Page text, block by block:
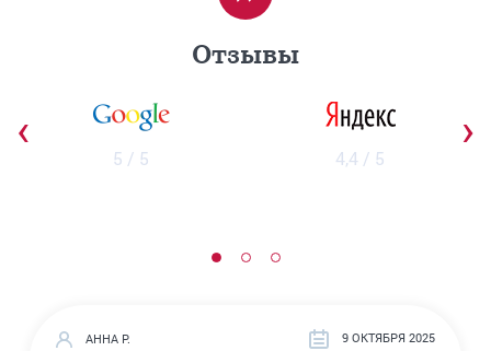
Отзывы
5 / 5 4,4 / 5
‹ ›
АННА Р. 9 ОКТЯБРЯ 2025